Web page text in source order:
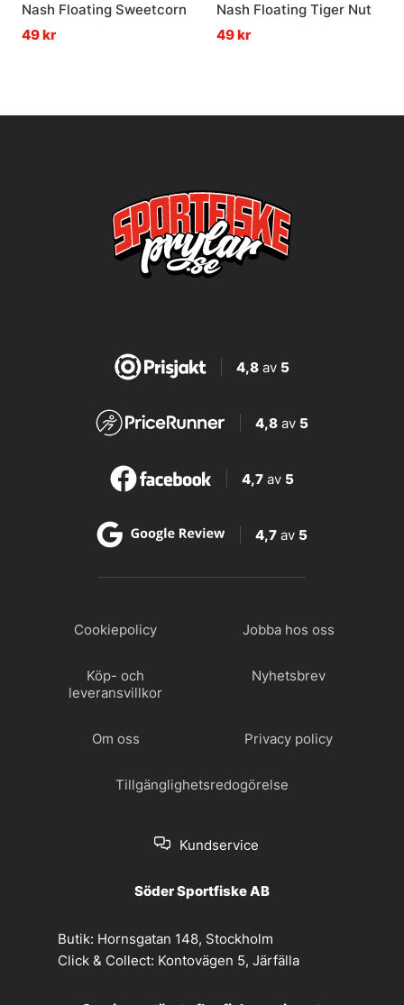
Nash Floating Sweetcorn
49 kr
Nash Floating Tiger Nut
49 kr
4,8av 5
4,8 av 5
4,7 av 5
4,7 av 5
Cookiepolicy Jobba hos oss
Köp- och
leveransvillkor
Nyhetsbrev
Om oss Privacy policy
Tillgänglighetsredogörelse
Kundservice
Söder Sportfiske AB
Butik: Hornsgatan 148, Stockholm
Click & Collect: Kontovägen 5, Järfälla